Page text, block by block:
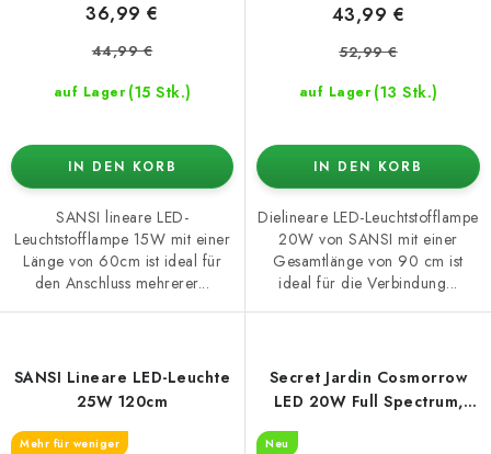
auf Lager (15 Stk.)
36,99 €
44,99 €
IN DEN KORB
SANSI lineare LED-
Leuchtstofflampe 15W mit einer
Länge von 60cm ist ideal für
den Anschluss mehrerer...
auf Lager (13 Stk.)
43,99 €
52,99 €
IN DEN KORB
Dielineare LED-Leuchtstofflampe
20W von SANSI mit einer
Gesamtlänge von 90 cm ist
ideal für die Verbindung...
SANSI Lineare LED-Leuchte
25W 120cm
Mehr für weniger
Secret Jardin Cosmorrow
LED 20W Full Spectrum,
2,85 µmol/J, COP20FS
Neu